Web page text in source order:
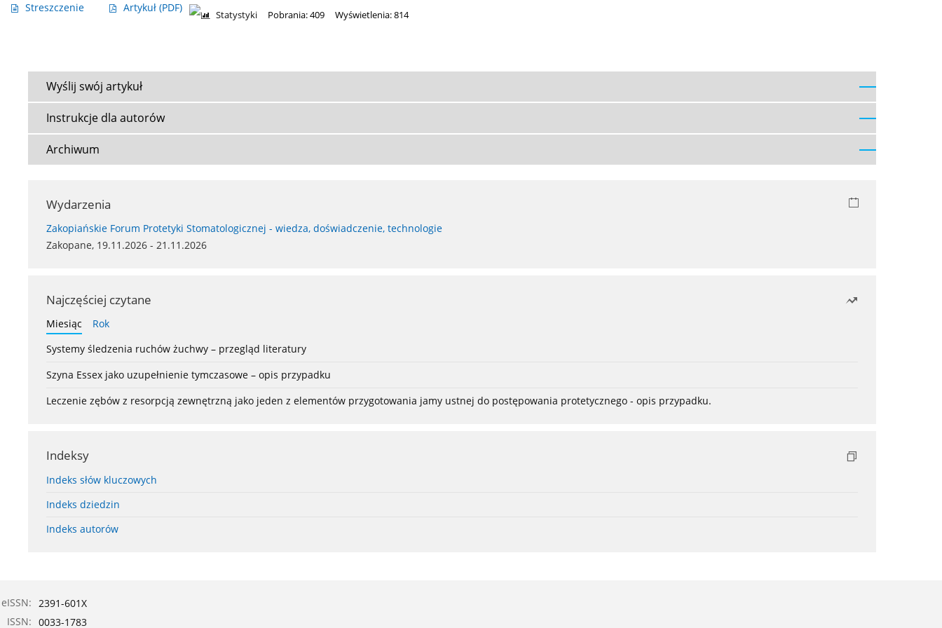
Streszczenie Artykuł (PDF)
Statystyki Pobrania: 409 Wyświetlenia: 814
Wyślij swój artykuł
Instrukcje dla autorów
Archiwum
Wydarzenia
Zakopiańskie Forum Protetyki Stomatologicznej - wiedza, doświadczenie, technologie
Zakopane, 19.11.2026 - 21.11.2026
Najczęściej czytane
Miesiąc
Rok
Systemy śledzenia ruchów żuchwy – przegląd literatury
Szyna Essex jako uzupełnienie tymczasowe – opis przypadku
Leczenie zębów z resorpcją zewnętrzną jako jeden z elementów przygotowania jamy ustnej do postępowania protetycznego - opis przypadku.
Indeksy
Indeks słów kluczowych
Indeks dziedzin
Indeks autorów
eISSN: 2391-601X
ISSN: 0033-1783